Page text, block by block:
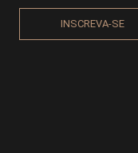
INSCREVA-SE